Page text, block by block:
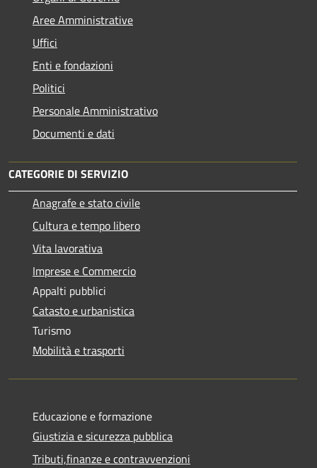
Aree Amministrative
Uffici
Enti e fondazioni
Politici
Personale Amministrativo
Documenti e dati
CATEGORIE DI SERVIZIO
Anagrafe e stato civile
Cultura e tempo libero
Vita lavorativa
Imprese e Commercio
Appalti pubblici
Catasto e urbanistica
Turismo
Mobilità e trasporti
Educazione e formazione
Giustizia e sicurezza pubblica
Tributi,finanze e contravvenzioni